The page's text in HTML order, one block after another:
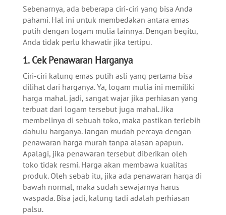
Sebenarnya, ada beberapa ciri-ciri yang bisa Anda
pahami. Hal ini untuk membedakan antara emas
putih dengan logam mulia lainnya. Dengan begitu,
Anda tidak perlu khawatir jika tertipu.
1. Cek Penawaran Harganya
Ciri-ciri kalung emas putih asli yang pertama bisa
dilihat dari harganya. Ya, logam mulia ini memiliki
harga mahal. jadi, sangat wajar jika perhiasan yang
terbuat dari logam tersebut juga mahal. Jika
membelinya di sebuah toko, maka pastikan terlebih
dahulu harganya. Jangan mudah percaya dengan
penawaran harga murah tanpa alasan apapun.
Apalagi, jika penawaran tersebut diberikan oleh
toko tidak resmi. Harga akan membawa kualitas
produk. Oleh sebab itu, jika ada penawaran harga di
bawah normal, maka sudah sewajarnya harus
waspada. Bisa jadi, kalung tadi adalah perhiasan
palsu.